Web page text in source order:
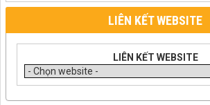
LIÊN KẾT WEBSITE
LIÊN KẾT WEBSITE